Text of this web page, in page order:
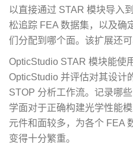
以直接通过 STAR 模块导入
松追踪 FEA 数据集，以及确
们分配到哪个面。该扩展还
OpticStudio STAR 模块能使
OpticStudio 并评估对其设计
STOP 分析工作流。记录哪
学面对于正确构建光学性能
元件和面较多，为各个 FEA
变得十分繁重。